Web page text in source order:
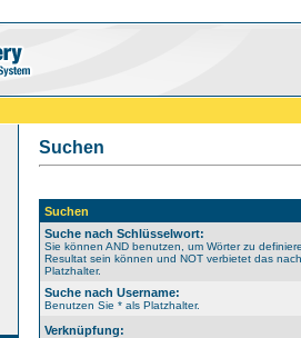
Suchen
Suchen
Suche nach Schlüsselwort:
Sie können AND benutzen, um Wörter zu
Resultat sein können und NOT verbietet das
Platzhalter.
Suche nach Username:
Benutzen Sie * als Platzhalter.
Verknüpfung: